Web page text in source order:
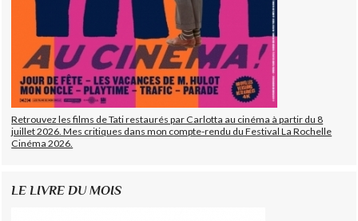
Retrouvez les films de Tati restaurés par Carlotta au cinéma à partir du 8
juillet 2026. Mes critiques dans mon compte-rendu du Festival La Rochelle
Cinéma 2026.
LE LIVRE DU MOIS